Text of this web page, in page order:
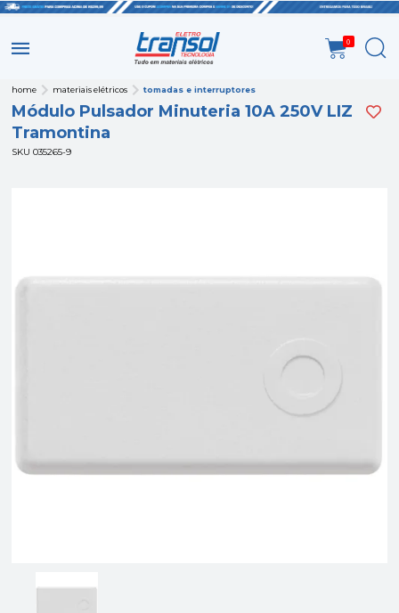
0
home materiais elétricos tomadas e interruptores
Módulo Pulsador Minuteria 10A 250V LIZ
Tramontina
SKU 035265-9